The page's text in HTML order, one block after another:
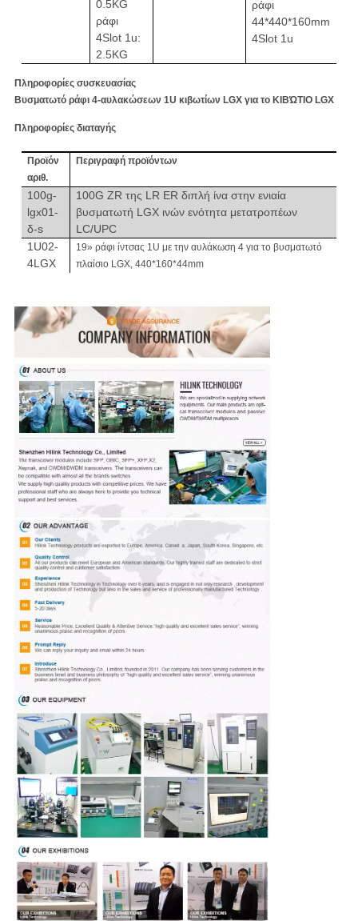
0.5KG
ράφι
4Slot 1u:
2.5KG
ράφι
44*440*160mm
4Slot 1u
Πληροφορίες συσκευασίας
Βυσματωτό ράφι 4-αυλακώσεων 1U κιβωτίων LGX για το ΚΙΒΏΤΙΟ LGX
Πληροφορίες διαταγής
Προϊόν
αριθ.
Περιγραφή προϊόντων
100g-
lgx01-
δ-s
100G ZR της LR ER διπλή ίνα στην ενιαία
βυσματωτή LGX ινών ενότητα μετατροπέων
LC/UPC
1U02-
4LGX
19» ράφι ίντσας 1U με την αυλάκωση 4 για το βυσματωτό
πλαίσιο LGX, 440*160*44mm